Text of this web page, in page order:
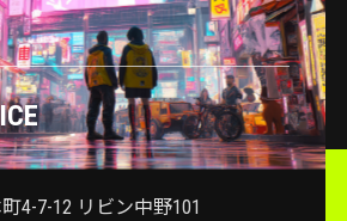
4-7-12 リビン中野101